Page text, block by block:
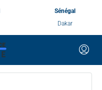
Sénégal
Dakar